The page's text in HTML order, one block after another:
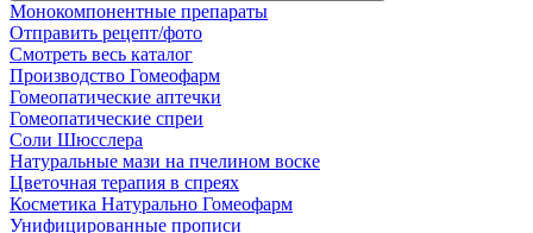
Монокомпонентные препараты
Отправить рецепт/фото
Смотреть весь каталог
Производство Гомеофарм
Гомеопатические аптечки
Гомеопатические спреи
Соли Шюсслера
Натуральные мази на пчелином воске
Цветочная терапия в спреях
Косметика Натурально Гомеофарм
Унифицированные прописи